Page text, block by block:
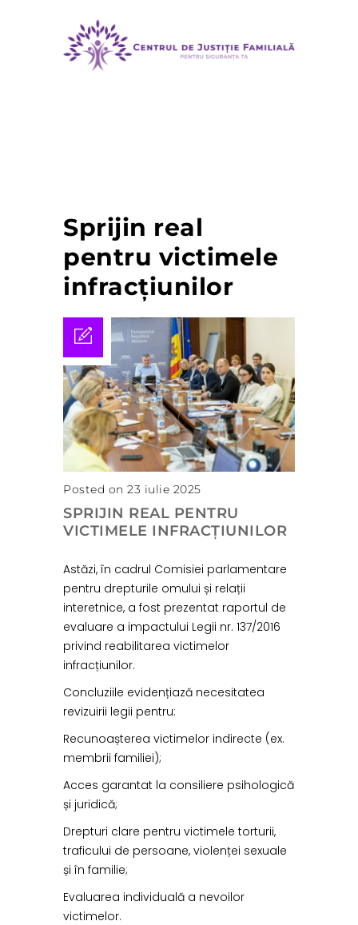
Sprijin real
pentru victimele
infracțiunilor
Posted on 23 iulie 2025
SPRIJIN REAL PENTRU
VICTIMELE INFRACȚIUNILOR
Astăzi, în cadrul Comisiei parlamentare
pentru drepturile omului și relații
interetnice, a fost prezentat raportul de
evaluare a impactului Legii nr. 137/2016
privind reabilitarea victimelor
infracțiunilor.
Concluziile evidențiază necesitatea
revizuirii legii pentru:
Recunoașterea victimelor indirecte (ex.
membrii familiei);
Acces garantat la consiliere psihologică
și juridică;
Drepturi clare pentru victimele torturii,
traficului de persoane, violenței sexuale
și în familie;
Evaluarea individuală a nevoilor
victimelor.